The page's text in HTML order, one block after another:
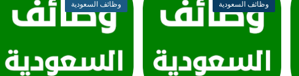
وظائف السعودية وظائف السعودية